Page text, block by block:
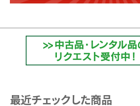
最近チェックした商品